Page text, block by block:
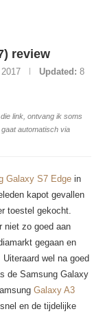
review
Updated: 8
link, ontvang ik soms
automatisch via
Galaxy S7 Edge in
kapot gevallen
toestel gekocht.
niet zo goed aan
gegaan en
wel na goed
de Samsung Galaxy
Galaxy A3
en de tijdelijke